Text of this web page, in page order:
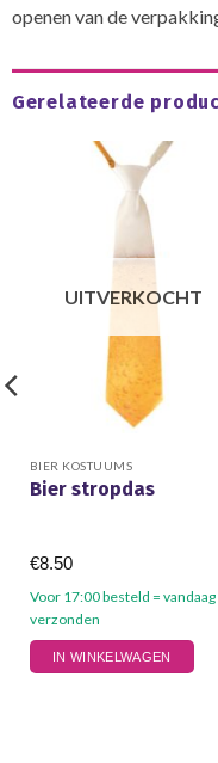
openen van de
Gerelateerde
UITVERKOCHT
BIER KOSTUUMS
Bier stropdas
Voor 17:00 besteld = vandaag
verzonden
€8.50
IN WINKELWAGEN